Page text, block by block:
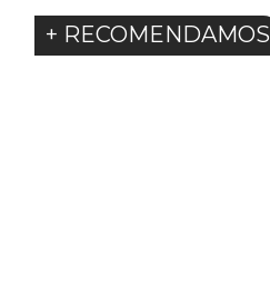
+ RECOMENDAMOS